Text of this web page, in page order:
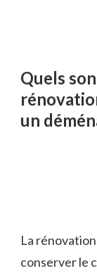
Quels
un
La
conserver le